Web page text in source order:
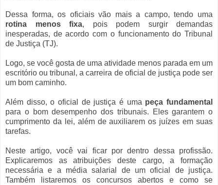
Dessa forma, os oficiais vão mais a campo, tendo uma
rotina menos fixa, pois podem surgir demandas
inesperadas, de acordo com o funcionamento do Tribunal
de Justiça (TJ).
Logo, se você gosta de uma atividade menos parada em um
escritório ou tribunal, a carreira de oficial de justiça pode ser
um bom caminho.
Além disso, o oficial de justiça é uma peça fundamental
para o bom desempenho dos tribunais. Eles garantem o
cumprimento da lei, além de auxiliarem os juízes em suas
tarefas.
Neste artigo, você vai ficar por dentro dessa profissão.
Explicaremos as atribuições deste cargo, a formação
necessária e a média salarial de um oficial de justiça.
Também listaremos os concursos abertos e como se